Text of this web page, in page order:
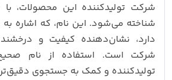
شرکت تولیدکننده این محصولات، با
شناخته می‌شود. این نام، که اشاره
دارد، نشان‌دهنده کیفیت و
شرکت است. استفاده از نام صحیح
تولیدکننده و کمک به جستجوی